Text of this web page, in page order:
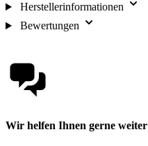
Herstellerinformationen
Bewertungen
Wir helfen Ihnen gerne weiter